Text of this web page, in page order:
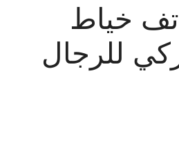
خياط
للرجال